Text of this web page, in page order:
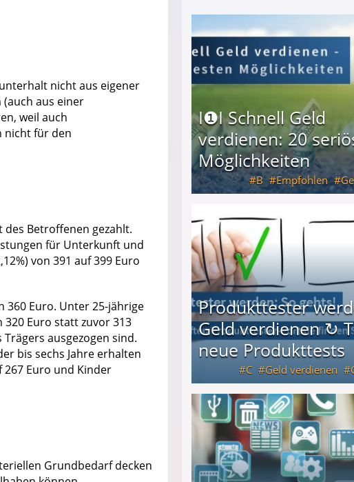
nicht aus eigener
(auch aus einer
weil auch
nicht für den
Betroffenen gezahlt.
für Unterkunft und
von 391 auf 399 Euro
360 Euro. Unter 25-jährige
Euro statt zuvor 313
ausgezogen sind.
bis sechs Jahre erhalten
267 Euro und Kinder
Grundbedarf decken
I❶I Schnell Geld
verdienen: 20
Möglichkeiten
B Empfohlen
Produkttester
Geld verdienen ↻
neue Produkttests
C Geld verdienen
werden und Geld verdienen ↻ Täglich neue Produkttests